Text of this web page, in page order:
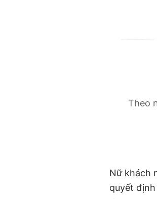
Theo
Nữ khách
quyết